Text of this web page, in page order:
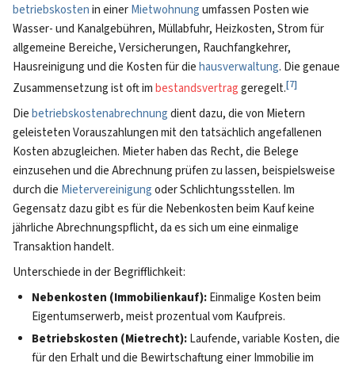
betriebskostenin einerMietwohnungumfassen Posten wie
Wasser- und Kanalgebühren, Müllabfuhr, Heizkosten, Strom für
allgemeine Bereiche, Versicherungen, Rauchfangkehrer,
Hausreinigung und die Kosten für diehausverwaltung. Die genaue
Zusammensetzung ist oft imbestandsvertraggeregelt.[7]
Diebetriebskostenabrechnungdient dazu, die von Mietern
geleisteten Vorauszahlungen mit den tatsächlich angefallenen
Kosten abzugleichen. Mieter haben das Recht, die Belege
einzusehen und die Abrechnung prüfen zu lassen, beispielsweise
durch die Mietervereinigungoder Schlichtungsstellen. Im
Gegensatz dazu gibt es für die Nebenkosten beim Kauf keine
jährliche Abrechnungspflicht, da es sich um eine einmalige
Transaktion handelt.
Unterschiede in der Begrifflichkeit:
Nebenkosten (Immobilienkauf):Einmalige Kosten beim
Eigentumserwerb, meist prozentual vom Kaufpreis.
Betriebskosten (Mietrecht):Laufende, variable Kosten, die
für den Erhalt und die Bewirtschaftung einer Immobilie im